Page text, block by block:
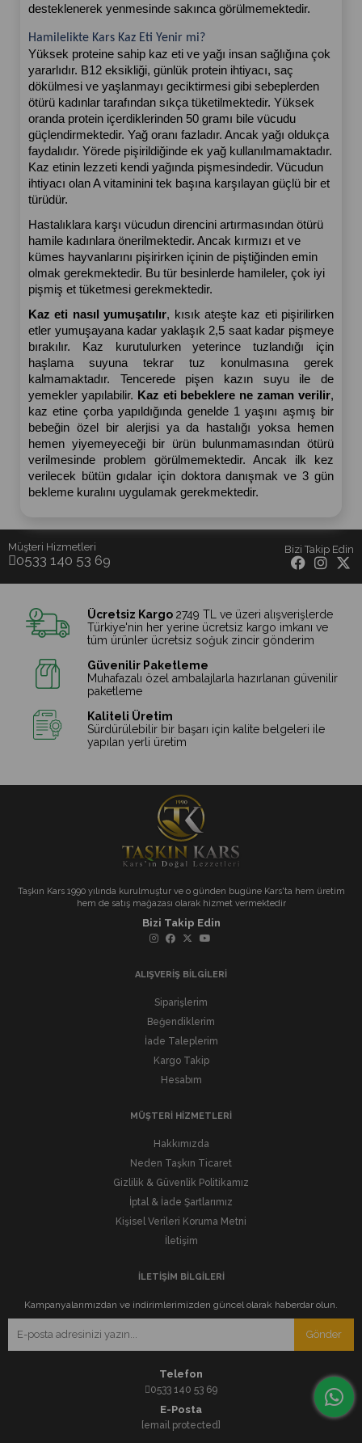
desteklenerek yenmesinde sakınca görülmemektedir.
Hamilelikte Kars Kaz Eti Yenir mi?
Yüksek proteine sahip kaz eti ve yağı insan sağlığına çok
yararlıdır. B12 eksikliği, günlük protein ihtiyacı, saç
dökülmesi ve yaşlanmayı geciktirmesi gibi sebeplerden
ötürü kadınlar tarafından sıkça tüketilmektedir. Yüksek
oranda protein içerdiklerinden 50 gramı bile vücudu
güçlendirmektedir. Yağ oranı fazladır. Ancak yağı oldukça
faydalıdır. Yörede pişirildiğinde ek yağ kullanılmamaktadır.
Kaz etinin lezzeti kendi yağında pişmesindedir. Vücudun
ihtiyacı olan A vitaminini tek başına karşılayan güçlü bir et
türüdür.
Hastalıklara karşı vücudun direncini artırmasından ötürü
hamile kadınlara önerilmektedir. Ancak kırmızı et ve
kümes hayvanlarını pişirirken içinin de piştiğinden emin
olmak gerekmektedir. Bu tür besinlerde hamileler, çok iyi
pişmiş et tüketmesi gerekmektedir.
Kaz eti nasıl yumuşatılır, kısık ateşte kaz eti pişirilirken
etler yumuşayana kadar yaklaşık 2,5 saat kadar pişmeye
bırakılır. Kaz kurutulurken yeterince tuzlandığı için
haşlama suyuna tekrar tuz konulmasına gerek
kalmamaktadır. Tencerede pişen kazın suyu ile de
yemekler yapılabilir. Kaz eti bebeklere ne zaman verilir,
kaz etine çorba yapıldığında genelde 1 yaşını aşmış bir
bebeğin özel bir alerjisi ya da hastalığı yoksa hemen
hemen yiyemeyeceği bir ürün bulunmamasından ötürü
verilmesinde problem görülmemektedir. Ancak ilk kez
verilecek bütün gıdalar için doktora danışmak ve 3 gün
bekleme kuralını uygulamak gerekmektedir.
Müşteri Hizmetleri
0533 140 53 69
Bizi Takip Edin
Ücretsiz Kargo 2749 TL ve üzeri alışverişlerde
Türkiye'nin her yerine ücretsiz kargo imkanı ve
tüm ürünler ücretsiz soğuk zincir gönderim
Güvenilir Paketleme
Muhafazalı özel ambalajlarla hazırlanan güvenilir
paketleme
Kaliteli Üretim
Sürdürülebilir bir başarı için kalite belgeleri ile
yapılan yerli üretim
Taşkın Kars 1990 yılında kurulmuştur ve o günden bugüne Kars'ta hem üretim
hem de satış mağazası olarak hizmet vermektedir
Bizi Takip Edin
ALIŞVERİŞ BİLGİLERİ
Siparişlerim
Beğendiklerim
İade Taleplerim
Kargo Takip
Hesabım
MÜŞTERİ HİZMETLERİ
Hakkımızda
Neden Taşkın Ticaret
Gizlilik & Güvenlik Politikamız
İptal & İade Şartlarımız
Kişisel Verileri Koruma Metni
İletişim
İLETİŞİM BİLGİLERİ
Kampanyalarımızdan ve indirimlerimizden güncel olarak haberdar olun.
Gönder
Telefon
0533 140 53 69
E-Posta
[email protected]